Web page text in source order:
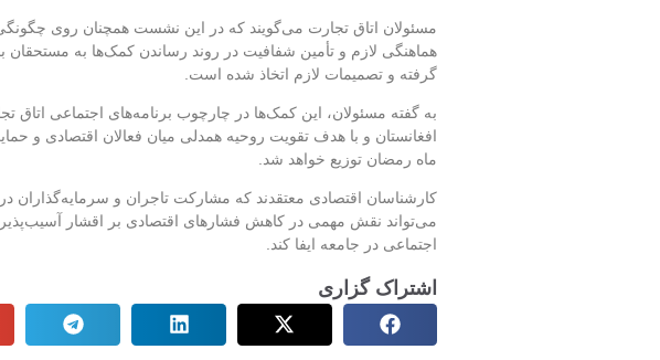
مسئولان اتاق تجارت می‌گویند که در این نشست همچنان روی چگونگی
هماهنگی لازم و تأمین شفافیت در روند رساندن کمک‌ها به
گرفته و تصمیمات لازم اتخاذ شده است.
به گفته مسئولان، این کمک‌ها در چارچوب برنامه‌های اجتماعی اتاق
افغانستان و با هدف تقویت روحیه همدلی میان فعالان اقتصادی و
ماه رمضان توزیع خواهد شد.
کارشناسان اقتصادی معتقدند که مشارکت تاجران و سرمایه‌گذاران
می‌تواند نقش مهمی در کاهش فشارهای اقتصادی بر اقشار
اجتماعی در جامعه ایفا کند.
اشتراک گزاری